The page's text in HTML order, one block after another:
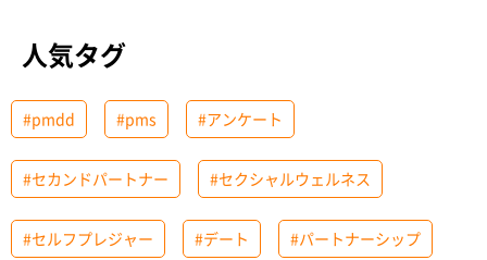
人気タグ
#pmdd #pms #アンケート
#セカンドパートナー #セクシャルウェルネス
#セルフプレジャー #デート #パートナーシップ